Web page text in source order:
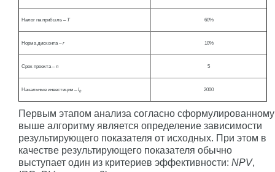
Налог на прибыль –T 60%
Норма дисконта –r 10%
Срок проекта –n 5
Начальные инвестиции –I0 2000
Первым этапом анализа согласно сформулированному
выше алгоритму является определение зависимости
результирующего показателя от исходных. При этом в
качестве результирующего показателя обычно
выступает один из критериев эффективности: NPV,